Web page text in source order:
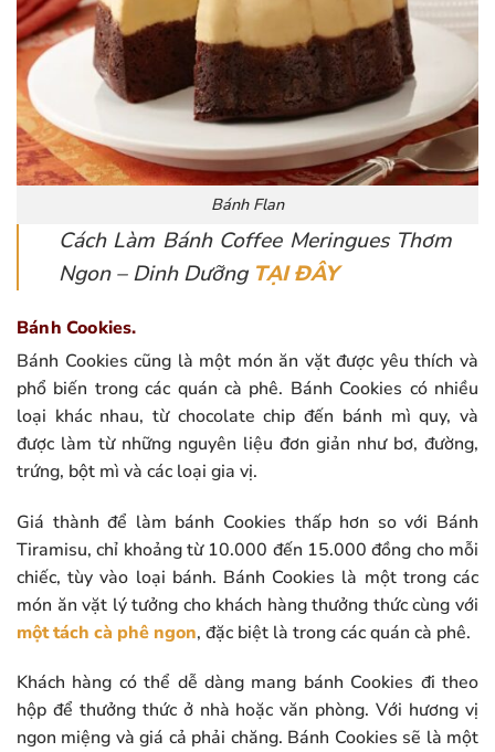
Bánh Flan
Cách Làm Bánh Coffee Meringues Thơm
Ngon – Dinh Dưỡng TẠI ĐÂY
Bánh Cookies.
Bánh Cookies cũng là một món ăn vặt được yêu thích và
phổ biến trong các quán cà phê. Bánh Cookies có nhiều
loại khác nhau, từ chocolate chip đến bánh mì quy, và
được làm từ những nguyên liệu đơn giản như bơ, đường,
trứng, bột mì và các loại gia vị.
Giá thành để làm bánh Cookies thấp hơn so với Bánh
Tiramisu, chỉ khoảng từ 10.000 đến 15.000 đồng cho mỗi
chiếc, tùy vào loại bánh. Bánh Cookies là một trong các
món ăn vặt lý tưởng cho khách hàng thưởng thức cùng với
một tách cà phê ngon, đặc biệt là trong các quán cà phê.
Khách hàng có thể dễ dàng mang bánh Cookies đi theo
hộp để thưởng thức ở nhà hoặc văn phòng. Với hương vị
ngon miệng và giá cả phải chăng. Bánh Cookies sẽ là một